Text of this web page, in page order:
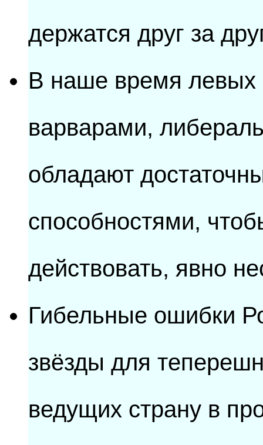
держатся друг за
В наше время левых
варварами,
обладают
способностями,
действовать, явно
Гибельные ошибки
звёзды для
ведущих страну в